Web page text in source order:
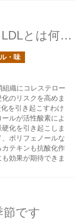
動脈硬化の話題で見かけるLDLとは何だ？
・味
織にコレステロー
のリスクを高めま
を引き起こすわけ
ルが活性酸素によ
化を引き起こしま
ポリフェノールな
テキンも抗酸化作
効果が期待できま
です